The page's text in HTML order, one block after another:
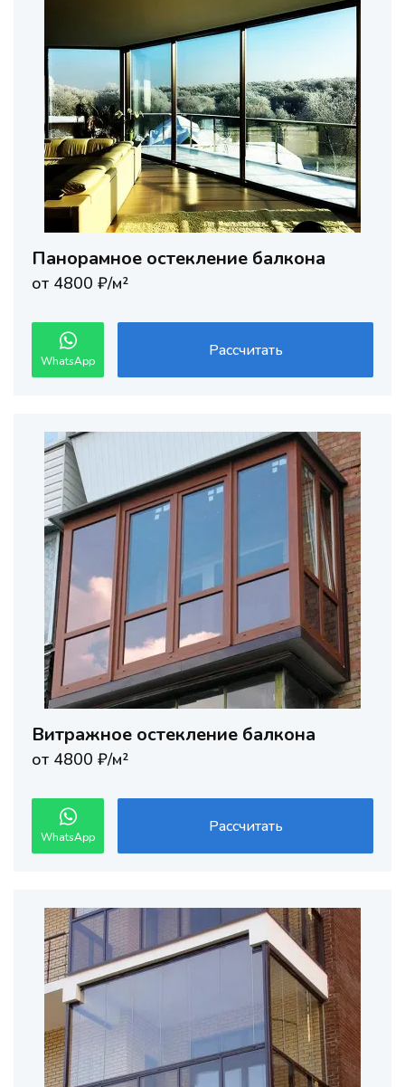
Панорамное остекление балкона
от 4800 ₽/м²
WhatsApp
Рассчитать
Витражное остекление балкона
от 4800 ₽/м²
WhatsApp
Рассчитать